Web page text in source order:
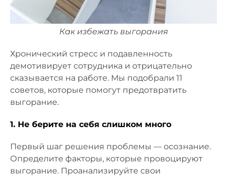
Как избежать выгорания
Хронический стресс и подавленность
демотивирует сотрудника и отрицательно
сказывается на работе. Мы подобрали 11
советов, которые помогут предотвратить
выгорание.
1. Не берите на себя слишком много
Первый шаг решения проблемы — осознание.
Определите факторы, которые провоцируют
выгорание. Проанализируйте свои